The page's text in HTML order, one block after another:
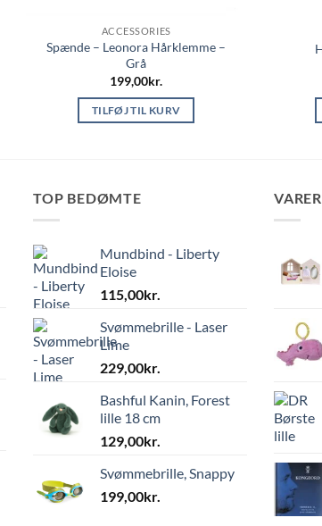
ACCESSORIES
Spænde – Leonora Hårklemme –
Grå
199,00kr.
TILFØJ TIL KURV
TOP BEDØMTE
Mundbind - Liberty
Eloise
115,00kr.
Svømmebrille - Laser
Lime
229,00kr.
Bashful Kanin, Forest
lille 18 cm
129,00kr.
Svømmebrille, Snappy
199,00kr.